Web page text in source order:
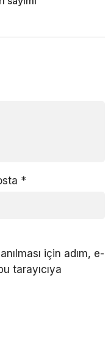
*
için adım, e-
tarayıcıya